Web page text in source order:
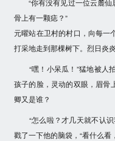
“你有没有见过一位云麓仙
骨上有一颗痣？”
元曜站在卫村的村口，向每一
打采地走到那棵树下。烈日炎
“嘿！小呆瓜！”猛地被人
孩子的脸，灵动的双眼，眉
卿又是谁？
“怎么啦？才几天就不认识
戳了一下他的脑袋，“看什么看